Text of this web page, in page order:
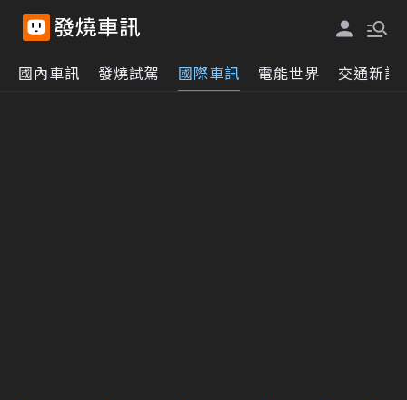
國內車訊 發燒試駕 國際車訊 電能世界 交通新訊